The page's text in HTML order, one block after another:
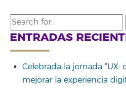
Search
for:
ENTRADAS
Celebrada la jornada “UX:
mejorar la experiencia